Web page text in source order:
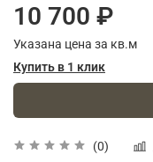
(0)
10 700 ₽
Указана цена за кв.м
Купить в 1 клик